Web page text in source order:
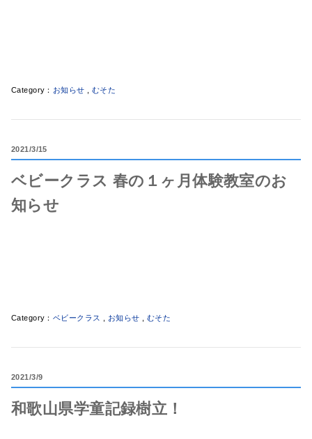
お知らせ むそた
2021 3/15
ベビークラス 春の１ヶ月体験教室のお
知らせ
ベビークラス お知らせ むそた
2021 3/9
和歌山県学童記録樹立！